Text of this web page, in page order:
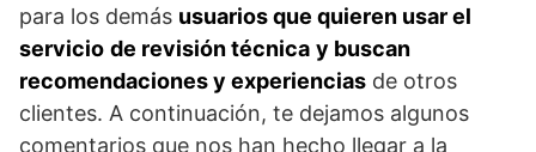
para los demás usuarios que quieren usar el
servicio de revisión técnica y buscan
recomendaciones y experiencias de otros
clientes. A continuación, te dejamos algunos
comentarios que nos han hecho llegar a la